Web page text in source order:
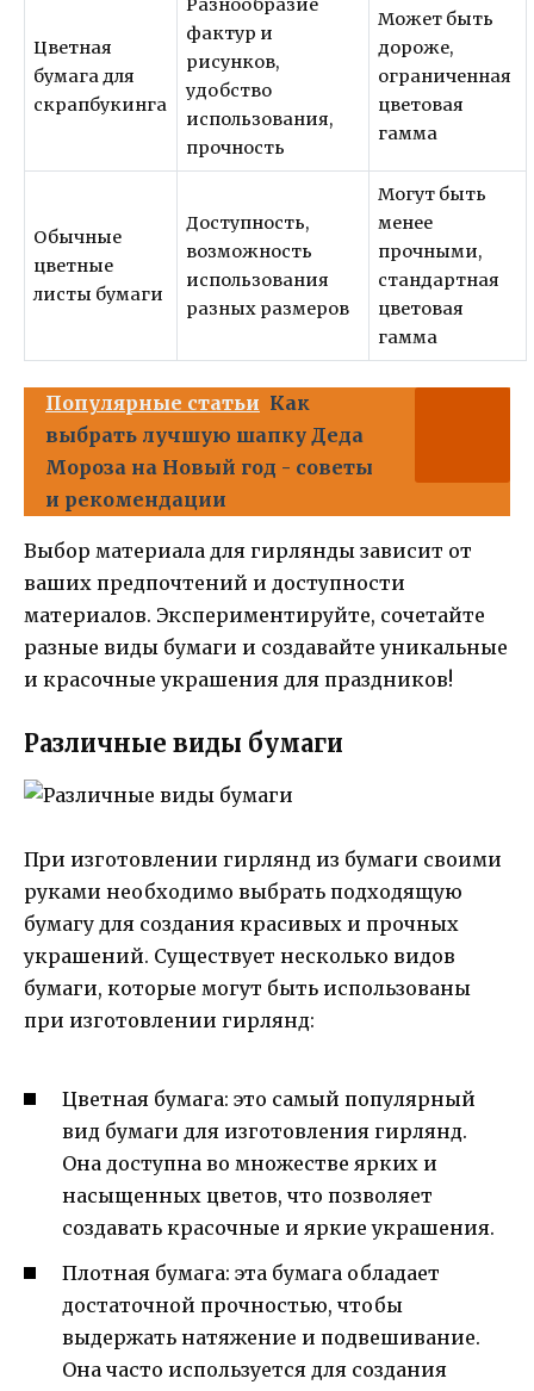
Цветная
бумага для
скрапбукинга
Разнообразие
фактур и
рисунков,
удобство
использования,
прочность
Может быть
дороже,
ограниченная
цветовая
гамма
Обычные
цветные
листы бумаги
Доступность,
возможность
использования
разных размеров
Могут быть
менее
прочными,
стандартная
цветовая
гамма
Популярные статьи Как
выбрать лучшую шапку Деда
Мороза на Новый год - советы
и рекомендации
Выбор материала для гирлянды зависит от
ваших предпочтений и доступности
материалов. Экспериментируйте, сочетайте
разные виды бумаги и создавайте уникальные
и красочные украшения для праздников!
Различные виды бумаги
При изготовлении гирлянд из бумаги своими
руками необходимо выбрать подходящую
бумагу для создания красивых и прочных
украшений. Существует несколько видов
бумаги, которые могут быть использованы
при изготовлении гирлянд:
Цветная бумага: это самый популярный
вид бумаги для изготовления гирлянд.
Она доступна во множестве ярких и
насыщенных цветов, что позволяет
создавать красочные и яркие украшения.
Плотная бумага: эта бумага обладает
достаточной прочностью, чтобы
выдержать натяжение и подвешивание.
Она часто используется для создания